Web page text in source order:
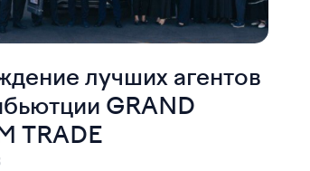
лучших агентов
GRAND
TRADE